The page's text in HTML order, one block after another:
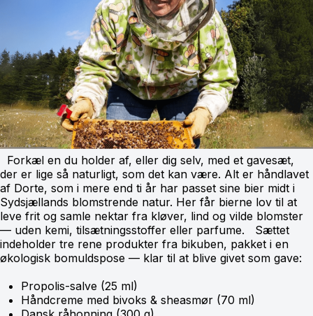
Forkæl en du holder af, eller dig selv, med et gavesæt,
der er lige så naturligt, som det kan være. Alt er håndlavet
af Dorte, som i mere end ti år har passet sine bier midt i
Sydsjællands blomstrende natur. Her får bierne lov til at
leve frit og samle nektar fra kløver, lind og vilde blomster
— uden kemi, tilsætningsstoffer eller parfume. Sættet
indeholder tre rene produkter fra bikuben, pakket i en
økologisk bomuldspose — klar til at blive givet som gave:
Propolis-salve (25 ml)
Håndcreme med bivoks & sheasmør (70 ml)